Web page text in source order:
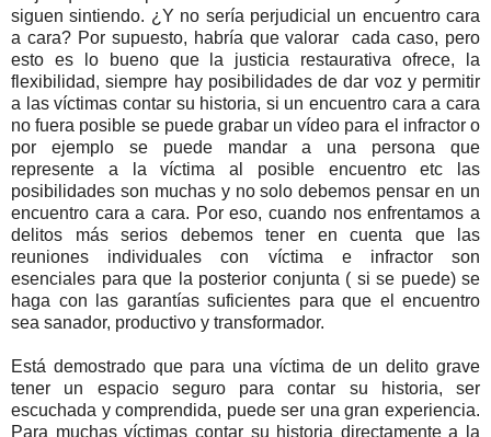
siguen sintiendo. ¿Y no sería perjudicial un encuentro cara
a cara? Por supuesto, habría que valorar cada caso, pero
esto es lo bueno que la justicia restaurativa ofrece, la
flexibilidad, siempre hay posibilidades de dar voz y permitir
a las víctimas contar su historia, si un encuentro cara a cara
no fuera posible se puede grabar un vídeo para el infractor o
por ejemplo se puede mandar a una persona que
represente a la víctima al posible encuentro etc las
posibilidades son muchas y no solo debemos pensar en un
encuentro cara a cara. Por eso, cuando nos enfrentamos a
delitos más serios debemos tener en cuenta que las
reuniones individuales con víctima e infractor son
esenciales para que la posterior conjunta ( si se puede) se
haga con las garantías suficientes para que el encuentro
sea sanador, productivo y transformador.
Está demostrado que para una víctima de un delito grave
tener un espacio seguro para contar su historia, ser
escuchada y comprendida, puede ser una gran experiencia.
Para muchas víctimas contar su historia directamente a la